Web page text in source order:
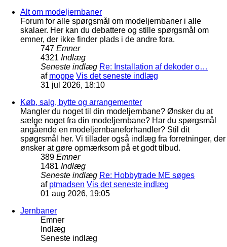
Alt om modeljernbaner
Forum for alle spørgsmål om modeljernbaner i alle
skalaer. Her kan du debattere og stille spørgsmål om
emner, der ikke finder plads i de andre fora.
747 Emner
4321 Indlæg
Seneste indlæg Re: Installation af dekoder o…
af moppe Vis det seneste indlæg
31 jul 2026, 18:10
Køb, salg, bytte og arrangementer
Mangler du noget til din modeljernbane? Ønsker du at
sælge noget fra din modeljernbane? Har du spørgsmål
angående en modeljernbaneforhandler? Stil dit
spøgrsmål her. Vi tillader også indlæg fra forretninger, der
ønsker at gøre opmærksom på et godt tilbud.
389 Emner
1481 Indlæg
Seneste indlæg Re: Hobbytrade ME søges
af ptmadsen Vis det seneste indlæg
01 aug 2026, 19:05
Jernbaner
Emner
Indlæg
Seneste indlæg